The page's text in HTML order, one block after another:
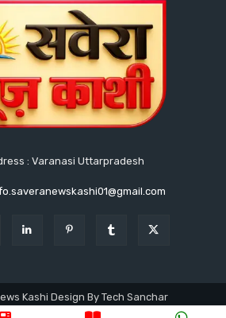
: Varanasi Uttarpradesh
Kashi Design By Tech Sanchar